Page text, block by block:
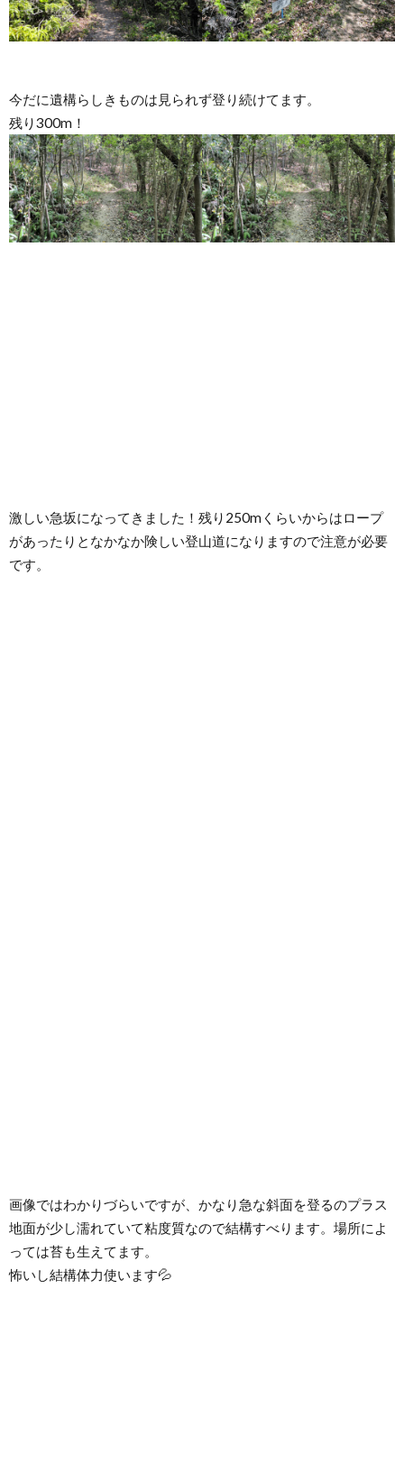
今だに遺構らしきものは見られず登り続けてます。
残り300m！
激しい急坂になってきました！残り250mくらいからはロープ
があったりとなかなか険しい登山道になりますので注意が必要
です。
画像ではわかりづらいですが、かなり急な斜面を登るのプラス
地面が少し濡れていて粘度質なので結構すべります。場所によ
っては苔も生えてます。
怖いし結構体力使います💦